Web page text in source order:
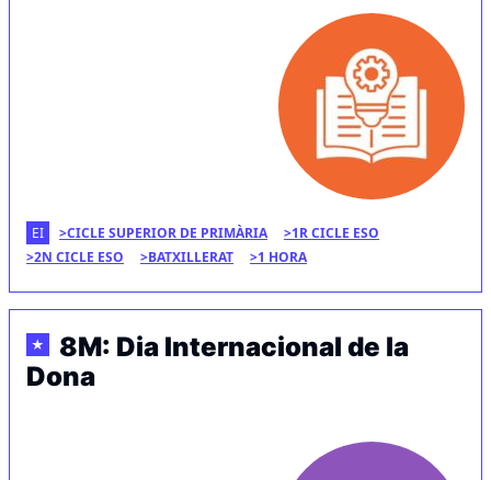
EI CICLE SUPERIOR DE PRIMÀRIA
1R CICLE ESO
2N CICLE ESO
BATXILLERAT 1 HORA
★
8M: Dia Internacional de la
Dona